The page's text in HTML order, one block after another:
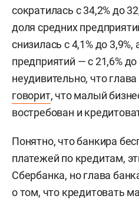
сократилась с 34,2% до
доля средних
снизилась с 4,1% до
предприятий — с 21,6%
неудивительно, что
говорит, что малый
востребован и
Понятно, что банкира
платежей по кредитам,
Сбербанка, но глава
о том, что кредитовать